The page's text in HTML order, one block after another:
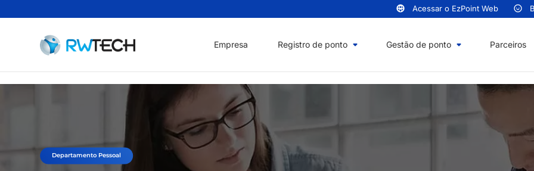
Acessar o EzPoint Web
Empresa Registro de ponto Gestão de ponto Parceiros
Departamento Pessoal